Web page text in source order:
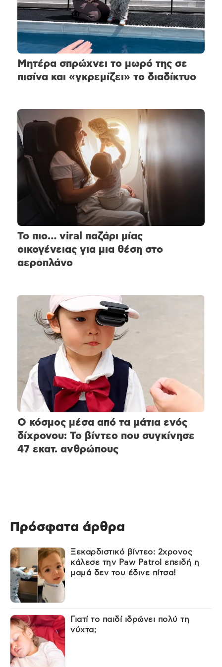
Μητέρα σπρώχνει το μωρό της σε
πισίνα και «γκρεμίζει» το διαδίκτυο
Το πιο… viral παζάρι μίας
οικογένειας για μια θέση στο
αεροπλάνο
Ο κόσμος μέσα από τα μάτια ενός
δίχρονου: Το βίντεο που συγκίνησε
47 εκατ. ανθρώπους
Πρόσφατα άρθρα
Ξεκαρδιστικό βίντεο: 2χρονος
κάλεσε την Paw Patrol επειδή η
μαμά δεν του έδινε πίτσα!
Γιατί το παιδί ιδρώνει πολύ τη
νύχτα;